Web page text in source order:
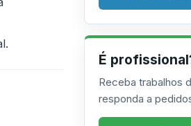
É
Receba trabalhos
responda a